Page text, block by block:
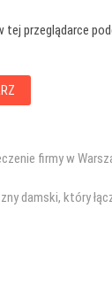
tej przeglądarce
firmy w
damski, który